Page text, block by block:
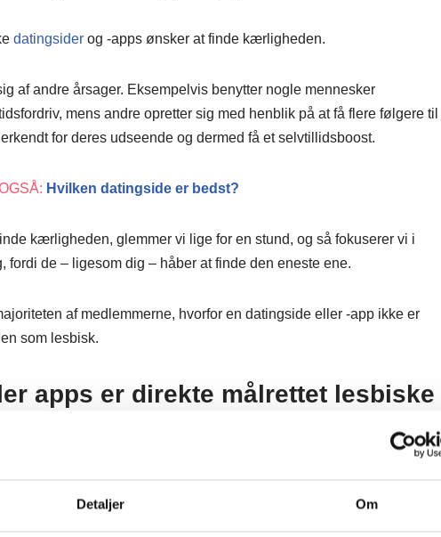
Detaljer Om
datingsiderog -apps ønsker at finde kærligheden.
af andre årsager. Eksempelvis benytter nogle mennesker
mens andre opretter sig med henblik på at få flere følgere til
for deres udseende og dermed få et selvtillidsboost.
Hvilken datingside er bedst?
kærligheden, glemmer vi lige for en stund, og så fokuserer vi i
fordi de – ligesom dig – håber at finde den eneste ene.
af medlemmerne, hvorfor en datingside eller -app ikke er
som lesbisk.
apps er direkte målrettet lesbiske
virkelig gode datingsider eller -apps, der udelukkende er forbeholdt
målrettet lesbiske, og vi vil bestemt ikke afvise, at du kan finde